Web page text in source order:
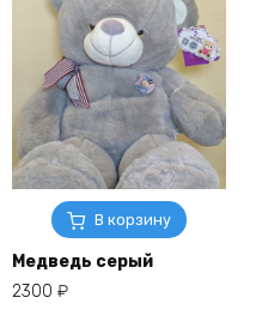
В корзину
Медведь серый
2300 ₽